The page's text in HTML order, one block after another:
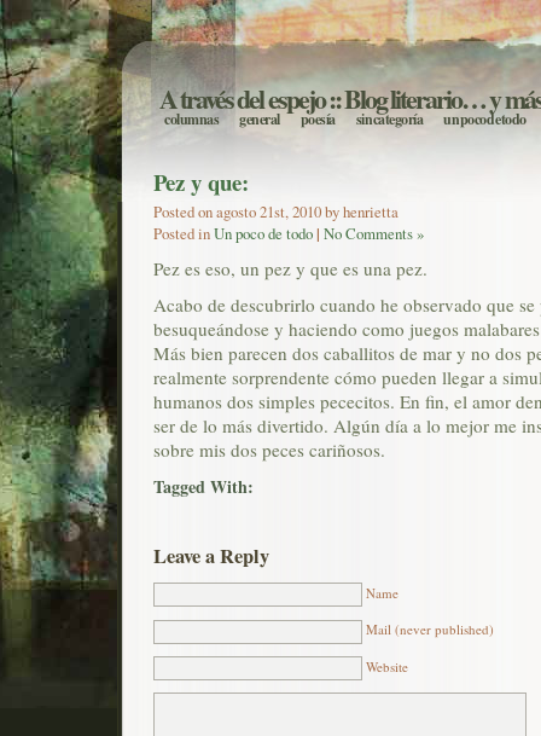
A través del espejo:: Blog literario… y
columnas general poesía sin categoría un poco de todo
Pez y que:
Posted on agosto 21st, 2010 by henrietta
Posted inUn poco de todo| No Comments »
Pez es eso, un pez y que es una pez.
Acabo de descubrirlo cuando he observado que se
besuqueándose y haciendo como juegos
Más bien parecen dos caballitos de mar y no dos
realmente sorprendente cómo pueden llegar a
humanos dos simples pececitos. En fin, el amor
ser de lo más divertido. Algún día a lo mejor me
sobre mis dos peces cariñosos.
Tagged With:
Leave a Reply
Name
Mail (never published)
Website